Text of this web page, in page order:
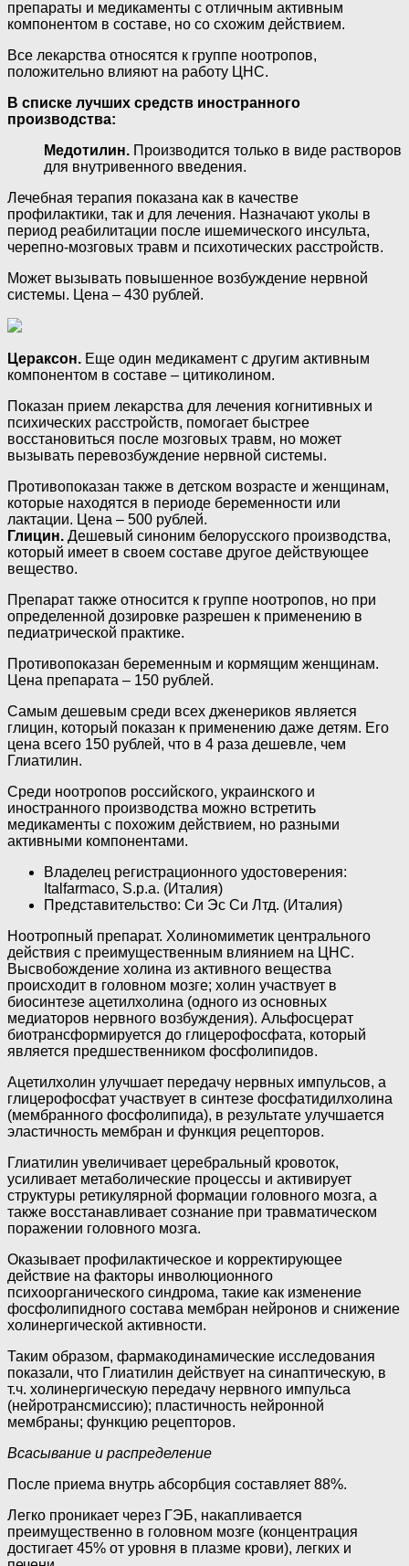
препараты и медикаменты с отличным активным
компонентом в составе, но со схожим действием.
Все лекарства относятся к группе ноотропов,
положительно влияют на работу ЦНС.
В списке лучших средств иностранного
производства:
Медотилин. Производится только в виде растворов
для внутривенного введения.
Лечебная терапия показана как в качестве
профилактики, так и для лечения. Назначают уколы в
период реабилитации после ишемического инсульта,
черепно-мозговых травм и психотических расстройств.
Может вызывать повышенное возбуждение нервной
системы. Цена – 430 рублей.
Цераксон. Еще один медикамент с другим активным
компонентом в составе – цитиколином.
Показан прием лекарства для лечения когнитивных и
психических расстройств, помогает быстрее
восстановиться после мозговых травм, но может
вызывать перевозбуждение нервной системы.
Противопоказан также в детском возрасте и женщинам,
которые находятся в периоде беременности или
лактации. Цена – 500 рублей.
Глицин. Дешевый синоним белорусского производства,
который имеет в своем составе другое действующее
вещество.
Препарат также относится к группе ноотропов, но при
определенной дозировке разрешен к применению в
педиатрической практике.
Противопоказан беременным и кормящим женщинам.
Цена препарата – 150 рублей.
Самым дешевым среди всех дженериков является
глицин, который показан к применению даже детям. Его
цена всего 150 рублей, что в 4 раза дешевле, чем
Глиатилин.
Среди ноотропов российского, украинского и
иностранного производства можно встретить
медикаменты с похожим действием, но разными
активными компонентами.
Владелец регистрационного удостоверения:
Italfarmaco, S.p.a. (Италия)
Представительство: Си Эс Си Лтд. (Италия)
Ноотропный препарат. Холиномиметик центрального
действия с преимущественным влиянием на ЦНС.
Высвобождение холина из активного вещества
происходит в головном мозге; холин участвует в
биосинтезе ацетилхолина (одного из основных
медиаторов нервного возбуждения). Альфосцерат
биотрансформируется до глицерофосфата, который
является предшественником фосфолипидов.
Ацетилхолин улучшает передачу нервных импульсов, а
глицерофосфат участвует в синтезе фосфатидилхолина
(мембранного фосфолипида), в результате улучшается
эластичность мембран и функция рецепторов.
Глиатилин увеличивает церебральный кровоток,
усиливает метаболические процессы и активирует
структуры ретикулярной формации головного мозга, а
также восстанавливает сознание при травматическом
поражении головного мозга.
Оказывает профилактическое и корректирующее
действие на факторы инволюционного
психоорганического синдрома, такие как изменение
фосфолипидного состава мембран нейронов и снижение
холинергической активности.
Таким образом, фармакодинамические исследования
показали, что Глиатилин действует на синаптическую, в
т.ч. холинергическую передачу нервного импульса
(нейротрансмиссию); пластичность нейронной
мембраны; функцию рецепторов.
Всасывание и распределение
После приема внутрь абсорбция составляет 88%.
Легко проникает через ГЭБ, накапливается
преимущественно в головном мозге (концентрация
достигает 45% от уровня в плазме крови), легких и